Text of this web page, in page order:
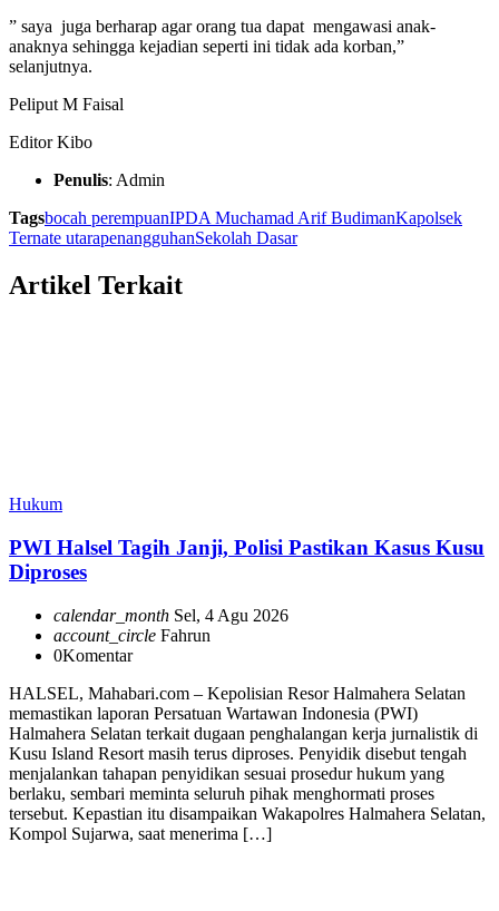
” saya juga berharap agar orang tua dapat mengawasi anak-
anaknya sehingga kejadian seperti ini tidak ada korban,”
selanjutnya.
Peliput M Faisal
Editor Kibo
Penulis: Admin
Tagsbocah perempuanIPDA Muchamad Arif BudimanKapolsek
Ternate utarapenangguhanSekolah Dasar
Artikel Terkait
Hukum
PWI Halsel Tagih Janji, Polisi Pastikan Kasus Kusu
Diproses
calendar_month Sel, 4 Agu 2026
account_circle Fahrun
0Komentar
HALSEL, Mahabari.com – Kepolisian Resor Halmahera Selatan
memastikan laporan Persatuan Wartawan Indonesia (PWI)
Halmahera Selatan terkait dugaan penghalangan kerja jurnalistik di
Kusu Island Resort masih terus diproses. Penyidik disebut tengah
menjalankan tahapan penyidikan sesuai prosedur hukum yang
berlaku, sembari meminta seluruh pihak menghormati proses
tersebut. Kepastian itu disampaikan Wakapolres Halmahera Selatan,
Kompol Sujarwa, saat menerima […]